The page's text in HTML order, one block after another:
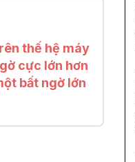
thế hệ máy
cực lớn hơn
bất ngờ lớn